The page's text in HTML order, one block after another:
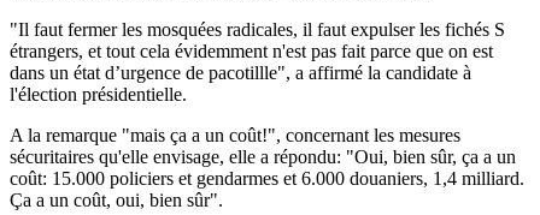
"Il faut fermer les mosquées radicales, il faut expulser les fichés S
étrangers, et tout cela évidemment n'est pas fait parce que on est
dans un état d’urgence de pacotillle", a affirmé la candidate à
l'élection présidentielle.
A la remarque "mais ça a un coût!", concernant les mesures
sécuritaires qu'elle envisage, elle a répondu: "Oui, bien sûr, ça a un
coût: 15.000 policiers et gendarmes et 6.000 douaniers, 1,4 milliard.
Ça a un coût, oui, bien sûr".